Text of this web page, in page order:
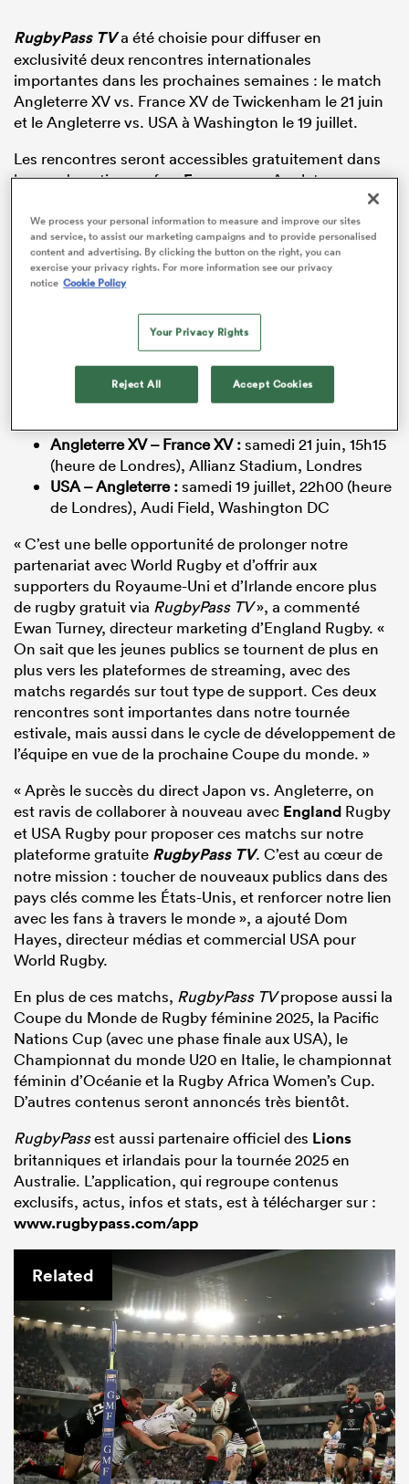
RugbyPass TVa été choisie pour diffuser en
exclusivité deux rencontres internationales
importantes dans les prochaines semaines : le match
Angleterre XV vs. France XV de Twickenham le 21 juin
et le Angleterre vs. USA à Washington le 19 juillet.
Les rencontres seront accessibles gratuitement dans
le monde entier, sauf enFrancepour Angleterre vs.
vs. Angleterre,
CBS Sports en ayant obtenu les droits pour une
diffusion nationale.
La fédération anglaise de rugby et World Rugby ont
succès d’audience rencontré par le match Angleterre
vs. Japon l’an dernier (plus de 500 000 spectateurs
uniques). Ces deux affiches seront disponibles
gratuitement sur le site
RugbyPass TVainsi que sur
l’application RugbyPass.
Angleterre XV – France XV :samedi 21 juin, 15h15
(heure de Londres), Allianz Stadium, Londres
USA – Angleterre :samedi 19 juillet, 22h00 (heure
de Londres), Audi Field, Washington DC
« C’est une belle opportunité de prolonger notre
partenariat avec World Rugby et d’offrir aux
supporters du Royaume-Uni et d’Irlande encore plus
de rugby gratuit via RugbyPass TV», a commenté
Ewan Turney, directeur marketing d’England Rugby. «
On sait que les jeunes publics se tournent de plus en
plus vers les plateformes de streaming, avec des
matchs regardés sur tout type de support. Ces deux
rencontres sont importantes dans notre tournée
estivale, mais aussi dans le cycle de développement de
l’équipe en vue de la prochaine Coupe du monde. »
« Après le succès du direct Japon vs. Angleterre, on
est ravis de collaborer à nouveau avec England Rugby
et USA Rugby pour proposer ces matchs sur notre
plateforme gratuite RugbyPass TV. C’est au cœur de
notre mission : toucher de nouveaux publics dans des
pays clés comme les États-Unis, et renforcer notre lien
avec les fans à travers le monde », a ajouté Dom
Hayes, directeur médias et commercial USA pour
World Rugby.
En plus de ces matchs, RugbyPass TVpropose aussi la
Coupe du Monde de Rugby féminine 2025, la Pacific
Nations Cup (avec une phase finale aux USA), le
Championnat du monde U20 en Italie, le championnat
féminin d’Océanie et la Rugby Africa Women’s Cup.
D’autres contenus seront annoncés très bientôt.
RugbyPassest aussi partenaire officiel des Lions
britanniques et irlandais pour la tournée 2025 en
Australie. L’application, qui regroupe contenus
exclusifs, actus, infos et stats, est à télécharger sur :
www.rugbypass.com/app
Related
We process your personal information to measure and improve our sites
and service, to assist our marketing campaigns and to provide personalised
content and advertising. By clicking the button on the right, you can
exercise your privacy rights. For more information see our privacy
notice Cookie Policy
Your Privacy Rights
Reject All Accept Cookies